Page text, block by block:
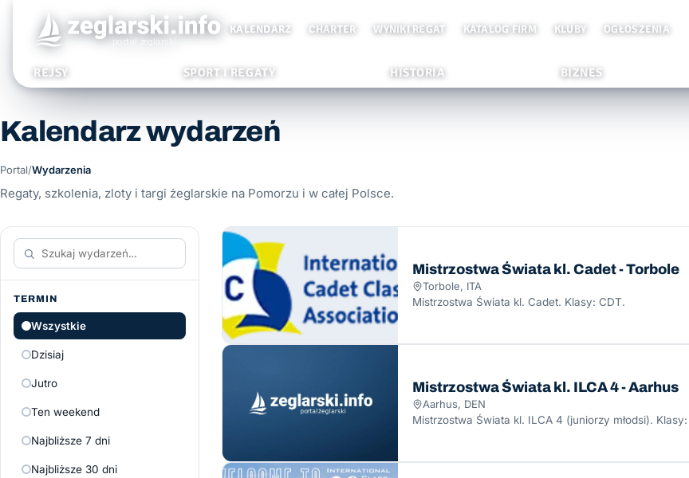
KALENDARZ CHARTER WYNIKI REGAT KATALOG FIRM KLUBY OGŁOSZENIA
REJSY SPORT I REGATY HISTORIA BIZNES
Kalendarz wydarzeń
Portal/Wydarzenia
Regaty, szkolenia, zloty i targi żeglarskie na Pomorzu i w całej Polsce.
TERMIN
Wszystkie
Dzisiaj
Jutro
Ten weekend
Najbliższe 7 dni
Najbliższe 30 dni
Mistrzostwa Świata kl. Cadet - Torbole
Torbole, ITA
Mistrzostwa Świata kl. Cadet. Klasy: CDT.
Mistrzostwa Świata kl. ILCA 4 - Aarhus
Aarhus, DEN
Mistrzostwa Świata kl. ILCA 4 (juniorzy młodsi).